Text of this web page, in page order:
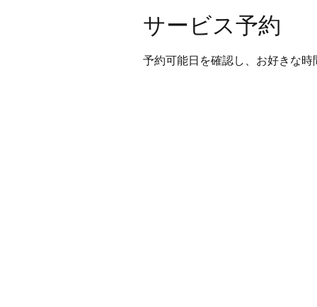
サービス予約
予約可能日を確認し、お好きな時